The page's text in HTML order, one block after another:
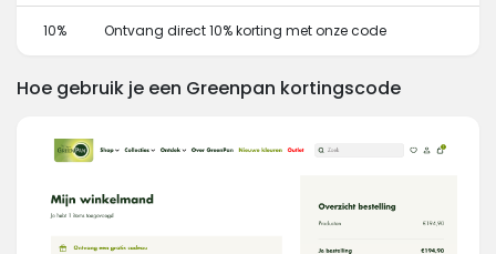
10% Ontvang direct 10% korting met onze code
Hoe gebruik je een Greenpan kortingscode